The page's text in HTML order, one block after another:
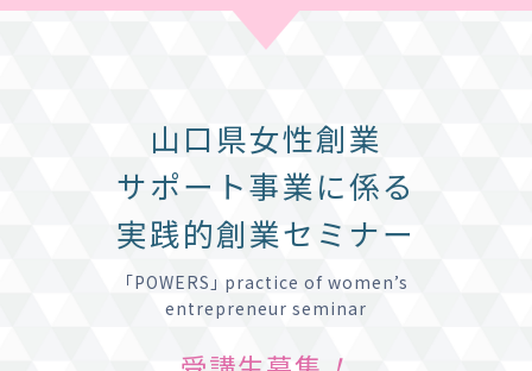
山口県女性創業
サポート事業に係る
実践的創業セミナー
｢POWERS｣ practice of women’s
entrepreneur seminar